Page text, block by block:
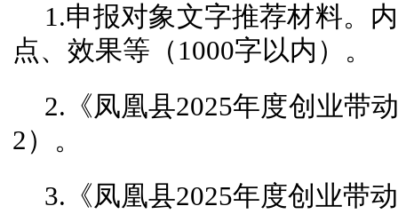
1.申报对象文字推荐材料。
点、效果等（1000字以内）。
2.《凤凰县2025年度创业带
2）。
3.《凤凰县2025年度创业带